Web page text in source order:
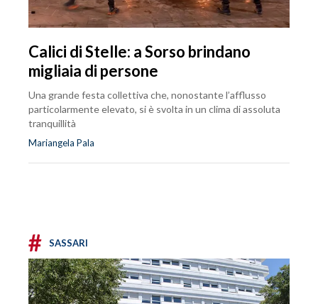
Calici di Stelle: a Sorso brindano
migliaia di persone
Una grande festa collettiva che, nonostante l’afflusso
particolarmente elevato, si è svolta in un clima di assoluta
tranquillità
Mariangela Pala
# SASSARI